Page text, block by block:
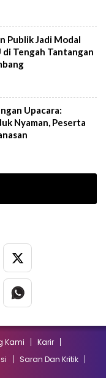
Publik Jadi Modal
di Tengah Tantangan
Upacara:
Nyaman, Peserta
Kami
Karir
Saran Dan Kritik